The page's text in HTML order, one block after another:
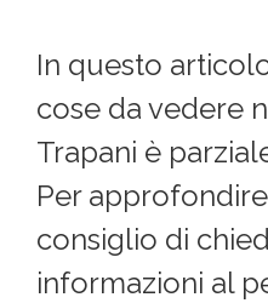
In questo
cose da vedere
Trapani è
Per
consiglio di
informazioni al